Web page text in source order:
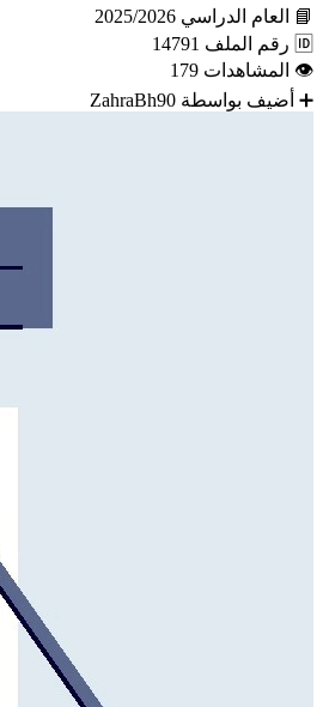
📘
العام الدراسي 2025/2026
🆔 رقم الملف 14791
👁 المشاهدات 179
➕ أضيف بواسطة ZahraBh90